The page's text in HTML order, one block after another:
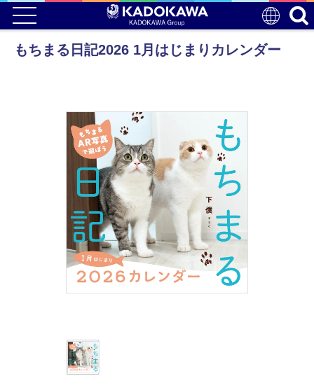
もちまる日記2026 1月はじまりカレンダー